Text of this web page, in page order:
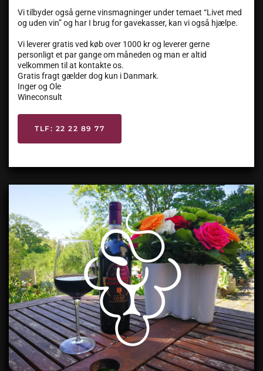
Vi tilbyder også gerne vinsmagninger under temaet “Livet med
og uden vin” og har I brug for gavekasser, kan vi også hjælpe.
Vi leverer gratis ved køb over 1000 kr og leverer gerne
personligt et par gange om måneden og man er altid
velkommen til at kontakte os.
Gratis fragt gælder dog kun i Danmark.
Inger og Ole
Wineconsult
TLF: 22 22 89 77